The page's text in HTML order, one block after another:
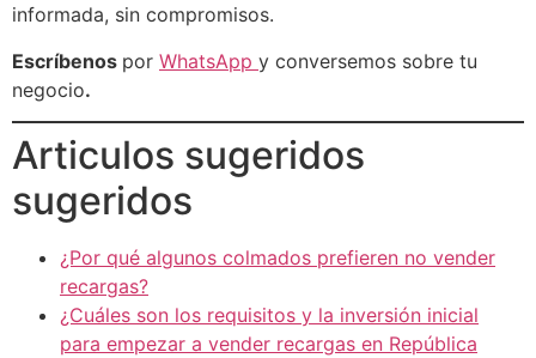
informada, sin compromisos.
Escríbenos por WhatsApp y conversemos sobre tu
negocio.
Articulos sugeridos
sugeridos
¿Por qué algunos colmados prefieren no vender
recargas?
¿Cuáles son los requisitos y la inversión inicial
para empezar a vender recargas en República